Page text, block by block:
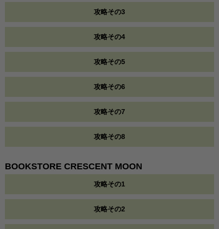
攻略その3
攻略その4
攻略その5
攻略その6
攻略その7
攻略その8
BOOKSTORE CRESCENT MOON
攻略その1
攻略その2